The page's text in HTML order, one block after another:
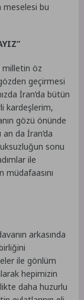
meselesi bu
milletin öz
geçirmesi
İran’da bütün
kardeşlerim,
gözü önünde
da İran’da
sonu
ile
müdafaasını
arkasında
ile gönlüm
hepimizin
daha huzurlu